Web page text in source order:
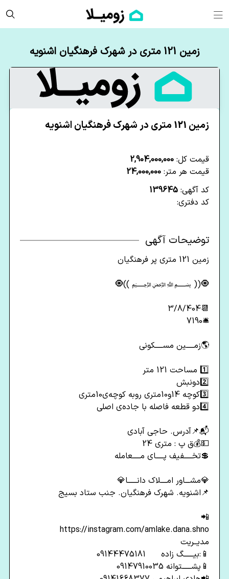
زمین 121 متری در شهرک فرهنگیان اشنویه
زمین 121 متری در شهرک فرهنگیان اشنویه
قیمت کل: 2,904,000,000
قیمت هر متر: 24,000,000
کد آگهی: 139645
کد دفتری:
توضیحات آگهی
زمین 121 متری پر فرهنگیان
🧿(( ﷽ ))🧿
📆3/8/404
🛎️7190
🌎زمـــــین مســـــکونی
1️⃣ مساحت 121 متر
2️⃣دونبش
3️⃣کوچه 14و10متری روبه کوچه‌ی10متری
4️⃣دو قطعه فاصله با جاده‌ی اصلی
📬📌آدرس. حاجی آبادی
💵💰ق پ : متری 24
💲تخـــــفیف پـــــای مـــــعامله
💎مشـــاور امــــلاک دانــــــا💎
📌اشنویه. شهرک فرهنگیان. جنب ستاد بسیج
📲
https://instagram.com/amlake.dana.shno
مدیــریت
📱:بیــــــگ زاده 09144475181
📱پشــــــتوانه 09147910035